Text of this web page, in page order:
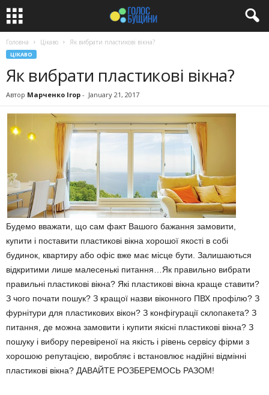
Головна Цікаво Як вибрати пластикові вікна?
ЦІКАВО
Як вибрати пластикові вікна?
Автор Марченко Ігор - January 21, 2017
Будемо вважати, що сам факт Вашого бажання замовити,
купити і поставити пластикові вікна хорошої якості в собі
будинок, квартиру або офіс вже має місце бути. Залишаються
відкритими лише малесенькі питання…Як правильно вибрати
правильні пластикові вікна? Які пластикові вікна краще ставити?
З чого почати пошук? З кращої назви віконного ПВХ профілю? З
фурнітури для пластикових вікон? З конфігурації склопакета? З
питання, де можна замовити і купити якісні пластикові вікна? З
пошуку і вибору перевіреної на якість і рівень сервісу фірми з
хорошою репутацією, виробляє і встановлює надійні відмінні
пластикові вікна? ДАВАЙТЕ РОЗБЕРЕМОСЬ РАЗОМ!